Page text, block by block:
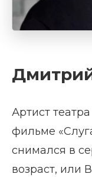
Артист
фильме
снимался в
возраст, или